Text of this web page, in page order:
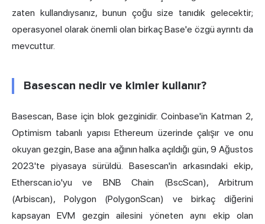
zaten kullandıysanız, bunun çoğu size tanıdık gelecektir;
operasyonel olarak önemli olan birkaç Base'e özgü ayrıntı da
mevcuttur.
Basescan nedir ve kimler kullanır?
Basescan, Base için blok gezginidir. Coinbase'in Katman 2,
Optimism tabanlı yapısı Ethereum üzerinde çalışır ve onu
okuyan gezgin, Base ana ağının halka açıldığı gün, 9 Ağustos
2023'te piyasaya sürüldü. Basescan'in arkasındaki ekip,
Etherscan.io'yu ve BNB Chain (BscScan), Arbitrum
(Arbiscan), Polygon (PolygonScan) ve birkaç diğerini
kapsayan EVM gezgin ailesini yöneten aynı ekip olan